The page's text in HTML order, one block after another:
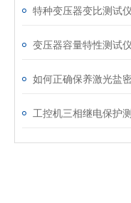
特种变压器变比测试